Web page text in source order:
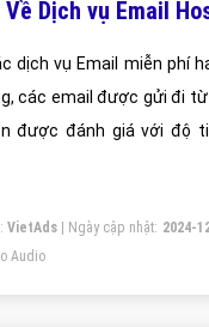
Dịch vụ Email
dịch vụ Email miễn phí
các email được gửi đi từ
được đánh giá với độ
VietAds| Ngày cập nhật: 2024-
Audio